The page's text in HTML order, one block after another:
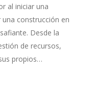
al iniciar una
una construcción en
Desde la
de recursos,
propios…